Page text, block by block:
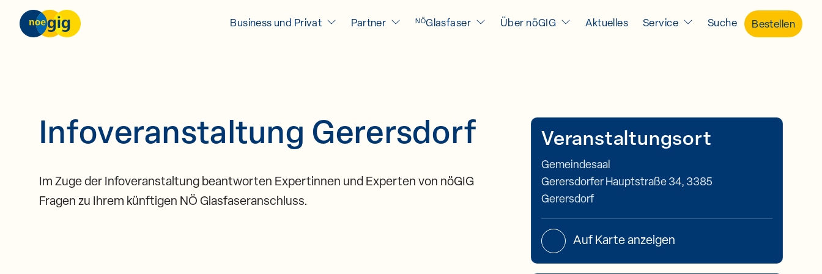
Skip to content
nöGIG – unser Netz. unsere Zukunft.
Business und Privat Partner NÖGlasfaser Über nöGIG Aktuelles Service Suche Bestellen
Infoveranstaltung Gerersdorf
Im Zuge der Infoveranstaltung beantworten Expertinnen und Experten von nöGIG
Fragen zu Ihrem künftigen NÖ Glasfaseranschluss.
Veranstaltungsort
Gemeindesaal
Gerersdorfer Hauptstraße 34, 3385
Gerersdorf
Auf Karte anzeigen